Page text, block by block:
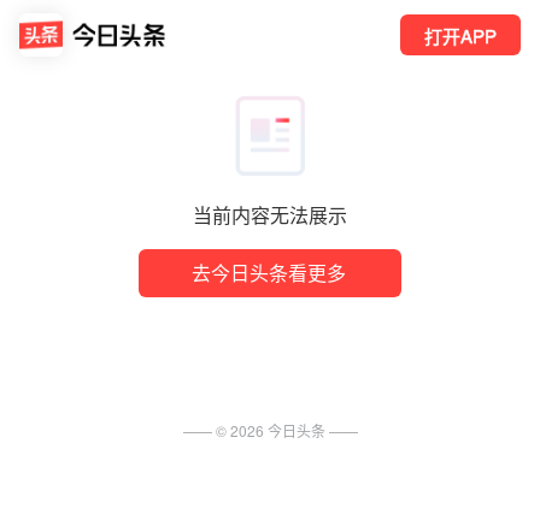
当前内容无法展示
去今日头条看更多
打开APP
—— ©2026 今日头条 ——